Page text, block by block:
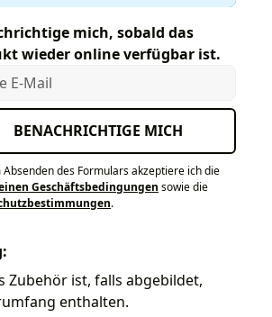
mich, sobald das
wieder online verfügbar ist.
Mail
BENACHRICHTIGE MICH
Absenden des Formulars akzeptiere ich die
Geschäftsbedingungen sowie die
.
Zubehör ist, falls abgebildet,
enthalten.